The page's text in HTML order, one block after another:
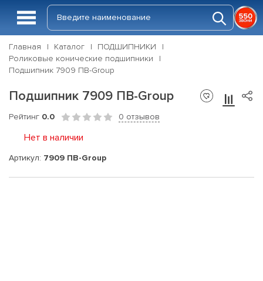
Главная Каталог
ПОДШИПНИКИ
Роликовые конические подшипники
Подшипник 7909 ПВ-Group
Подшипник 7909 ПВ-Group
Рейтинг 0.0 0 отзывов
Нет в наличии
Артикул: 7909 ПВ-Group